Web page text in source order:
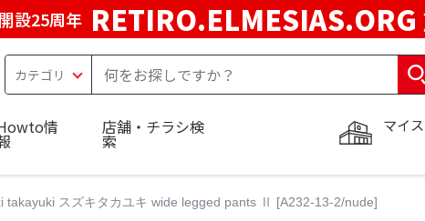
設25周年 RETIRO.ELMESIAS.ORG
マイ
情 店舗・チラシ検
索
takayuki スズキタカユキ wide legged pants Ⅱ [A232-13-2/nude]